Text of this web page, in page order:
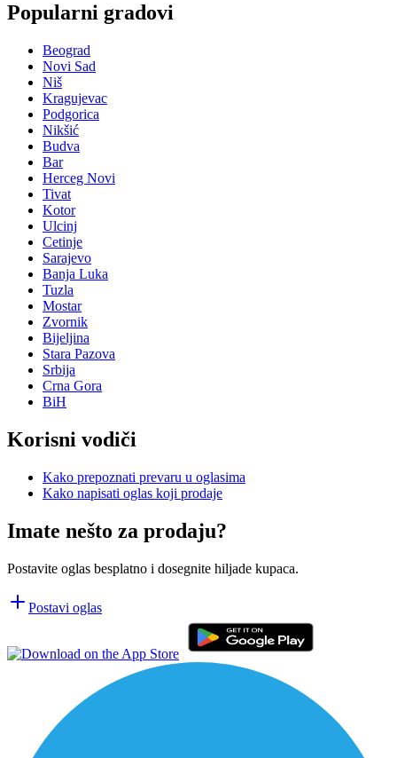
Popularni gradovi
Beograd
Novi Sad
Niš
Kragujevac
Podgorica
Nikšić
Budva
Bar
Herceg Novi
Tivat
Kotor
Ulcinj
Cetinje
Sarajevo
Banja Luka
Tuzla
Mostar
Zvornik
Bijeljina
Stara Pazova
Srbija
Crna Gora
BiH
Korisni vodiči
Kako prepoznati prevaru u oglasima
Kako napisati oglas koji prodaje
Imate nešto za prodaju?
Postavite oglas besplatno i dosegnite hiljade kupaca.
Postavi oglas